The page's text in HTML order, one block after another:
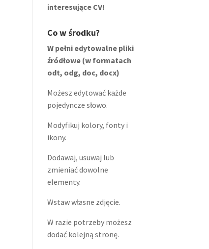
interesujące CV!
Co w środku?
W pełni edytowalne pliki
źródłowe (w formatach
odt, odg, doc, docx)
Możesz edytować każde
pojedyncze słowo.
Modyfikuj kolory, fonty i
ikony.
Dodawaj, usuwaj lub
zmieniać dowolne
elementy.
Wstaw własne zdjęcie.
W razie potrzeby możesz
dodać kolejną stronę.